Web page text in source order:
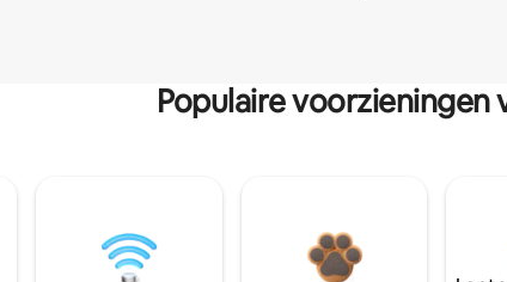
Populaire voorzieningen